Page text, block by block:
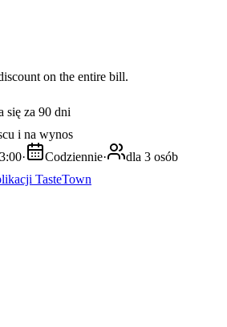
on the entire bill.
się za 90 dni
i na wynos
· Codziennie·
dla 3 osób
TasteTown